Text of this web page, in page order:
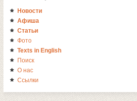
Новости
Афиша
Статьи
Фото
Texts in English
Поиск
О нас
Ссылки